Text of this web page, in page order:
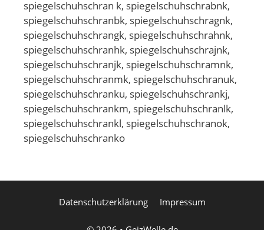
spiegelschuhschran k, spiegelschuhschrabnk,
spiegelschuhschranbk, spiegelschuhschragnk,
spiegelschuhschrangk, spiegelschuhschrahnk,
spiegelschuhschranhk, spiegelschuhschrajnk,
spiegelschuhschranjk, spiegelschuhschramnk,
spiegelschuhschranmk, spiegelschuhschranuk,
spiegelschuhschranku, spiegelschuhschrankj,
spiegelschuhschrankm, spiegelschuhschranlk,
spiegelschuhschrankl, spiegelschuhschranok,
spiegelschuhschranko
Datenschutzerklärung Impressum